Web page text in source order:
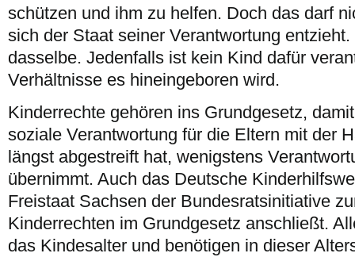
schützen und ihm zu helfen. Doch das darf
sich der Staat seiner Verantwortung
dasselbe. Jedenfalls ist kein Kind dafür
Verhältnisse es hineingeboren wird.
Kinderrechte gehören ins Grundgesetz,
soziale Verantwortung für die Eltern mit der
längst abgestreift hat, wenigstens
übernimmt. Auch das Deutsche
Freistaat Sachsen der Bundesratsinitiative
Kinderrechten im Grundgesetz anschließt.
das Kindesalter und benötigen in dieser